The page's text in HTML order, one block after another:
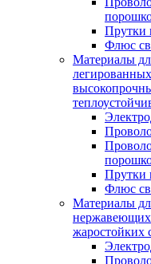
Прутки
Флюс
Материалы
легированных
Прутки
Флюс
Материалы
жаростойких